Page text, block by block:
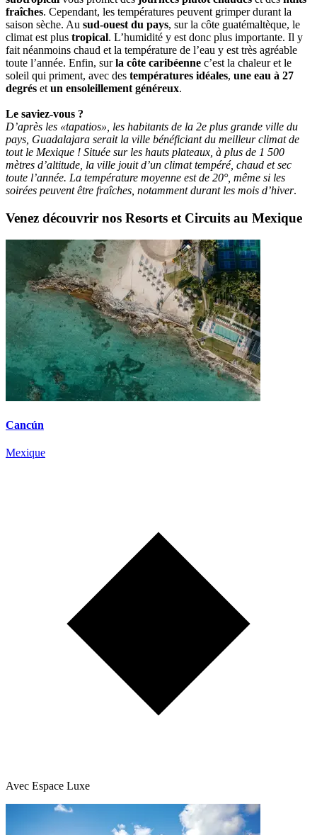
fraîches. Cependant, les températures peuvent grimper durant la
saison sèche. Au sud-ouest du pays, sur la côte guatémaltèque, le
climat est plus tropical. L’humidité y est donc plus importante. Il y
fait néanmoins chaud et la température de l’eau y est très agréable
toute l’année. Enfin, surla côte caribéenne c’est la chaleur et le
soleil qui priment, avec des températures idéales, une eau à 27
degrés et un ensoleillement généreux.
Le saviez-vous ?
D’après les «tapatios», les habitants de la 2e plus grande ville du
pays, Guadalajara serait la ville bénéficiant du meilleur climat de
tout le Mexique ! Située sur les hauts plateaux, à plus de 1 500
mètres d’altitude, la ville jouit d’un climat tempéré, chaud et sec
toute l’année. La température moyenne est de 20°, même si les
soirées peuvent être fraîches, notamment durant les mois d’hiver.
Venez découvrir nos Resorts et Circuits au Mexique
Cancún
Mexique
Avec Espace Luxe